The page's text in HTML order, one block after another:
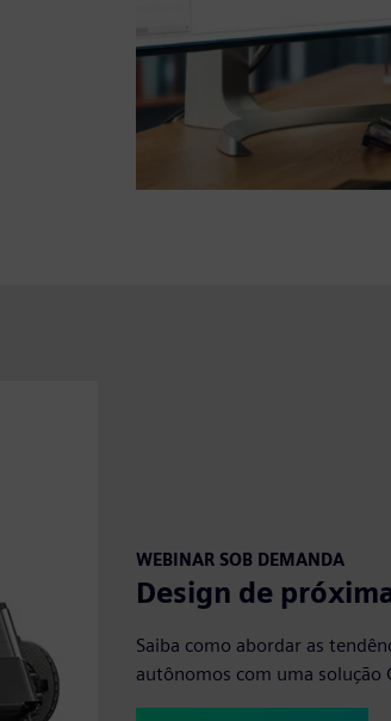
WEBINAR SOB DEMANDA
Design de
Saiba como abordar as
autônomos com uma solução